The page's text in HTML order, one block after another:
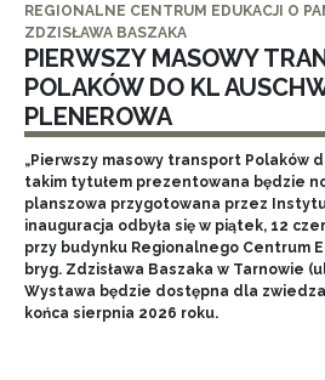
REGIONALNE CENTRUM EDUKACJI O
ZDZISŁAWA BASZAKA
PIERWSZY MASOWY
POLAKÓW DO KL
PLENEROWA
„Pierwszy masowy transport Polaków
takim tytułem prezentowana będzie
planszowa przygotowana przez
inauguracja odbyła się w piątek, 12
przy budynku Regionalnego Centrum
bryg. Zdzisława Baszaka w Tarnowie
Wystawa będzie dostępna dla
końca sierpnia 2026 roku.